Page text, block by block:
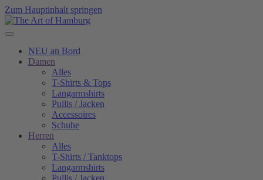
Zum Hauptinhalt springen
NEU an Bord
Damen
Alles
T-Shirts & Tops
Langarmshirts
Pullis / Jacken
Accessoires
Schuhe
Herren
Alles
T-Shirts / Tanktops
Langarmshirts
Pullis / Jacken